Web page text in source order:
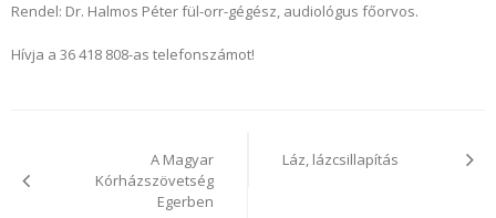
Rendel: Dr. Halmos Péter fül-orr-gégész, audiológus főorvos.
Hívja a 36 418 808-as telefonszámot!
A Magyar
Kórházszövetség
Egerben
Láz, lázcsillapítás